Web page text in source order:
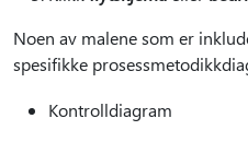
Noen av malene som er
spesifikke
Kontrolldiagram